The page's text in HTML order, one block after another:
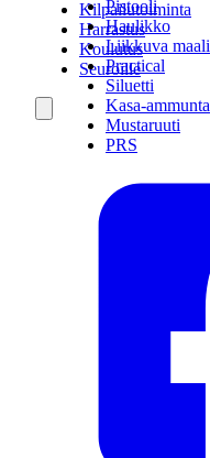
Pistooli
Haulikko
Liikkuva maali
Practical
Siluetti
Kasa-ammunta
Mustaruuti
PRS
Kilpailutoiminta
Harrastus
Koulutus
Seuroille